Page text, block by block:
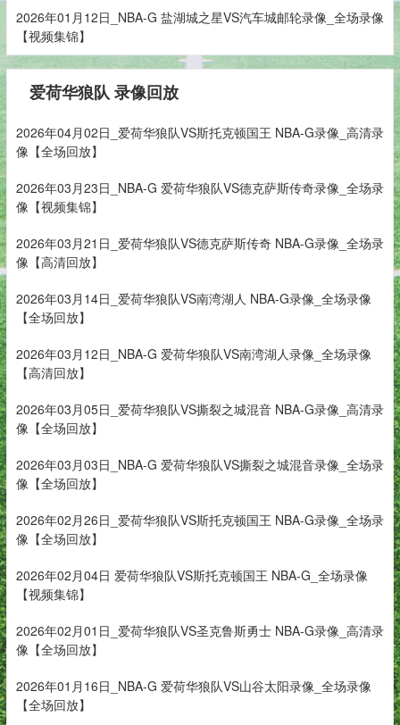
2026年01月12日_NBA-G 盐湖城之星VS汽车城邮轮录像_全场录像
【视频集锦】
爱荷华狼队 录像回放
2026年04月02日_爱荷华狼队VS斯托克顿国王 NBA-G录像_高清录
像【全场回放】
2026年03月23日_NBA-G 爱荷华狼队VS德克萨斯传奇录像_全场录
像【视频集锦】
2026年03月21日_爱荷华狼队VS德克萨斯传奇 NBA-G录像_全场录
像【高清回放】
2026年03月14日_爱荷华狼队VS南湾湖人 NBA-G录像_全场录像
【全场回放】
2026年03月12日_NBA-G 爱荷华狼队VS南湾湖人录像_全场录像
【高清回放】
2026年03月05日_爱荷华狼队VS撕裂之城混音 NBA-G录像_高清录
像【全场回放】
2026年03月03日_NBA-G 爱荷华狼队VS撕裂之城混音录像_全场录
像【全场回放】
2026年02月26日_爱荷华狼队VS斯托克顿国王 NBA-G录像_全场录
像【全场回放】
2026年02月04日 爱荷华狼队VS斯托克顿国王 NBA-G_全场录像
【视频集锦】
2026年02月01日_爱荷华狼队VS圣克鲁斯勇士 NBA-G录像_高清录
像【全场回放】
2026年01月16日_NBA-G 爱荷华狼队VS山谷太阳录像_全场录像
【全场回放】